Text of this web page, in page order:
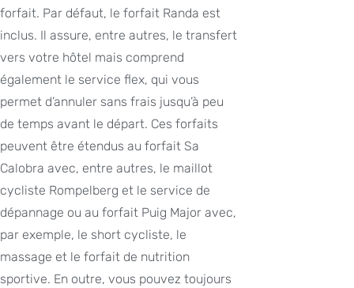
forfait. Par défaut, le forfait Randa est
inclus. Il assure, entre autres, le transfert
vers votre hôtel mais comprend
également le service flex, qui vous
permet d’annuler sans frais jusqu’à peu
de temps avant le départ. Ces forfaits
peuvent être étendus au forfait Sa
Calobra avec, entre autres, le maillot
cycliste Rompelberg et le service de
dépannage ou au forfait Puig Major avec,
par exemple, le short cycliste, le
massage et le forfait de nutrition
sportive. En outre, vous pouvez toujours